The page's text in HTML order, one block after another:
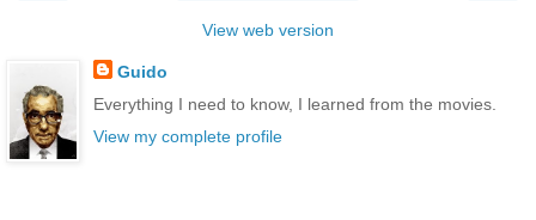
View web version
Guido
Everything I need to know, I learned from the movies.
View my complete profile